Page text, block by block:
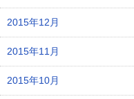
2015年12月
2015年11月
2015年10月